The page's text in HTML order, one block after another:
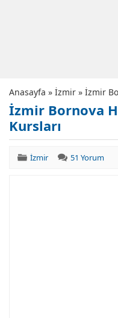
Anasayfa » İzmir » İzmir
İzmir Bornova
Kursları
İzmir 51 Yorum